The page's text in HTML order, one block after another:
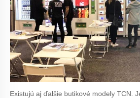
Existujú aj ďalšie butikové modely TCN.